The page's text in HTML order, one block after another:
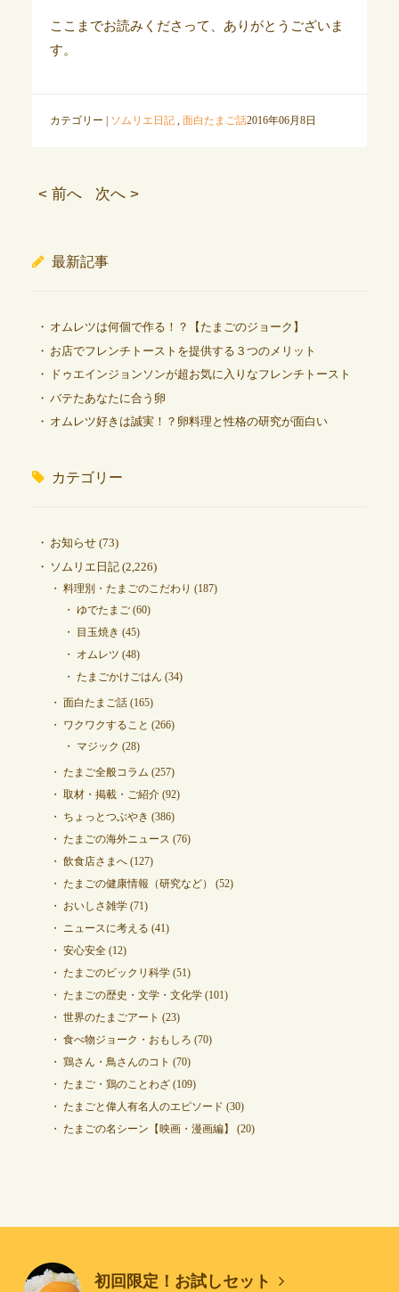
ここまでお読みくださって、ありがとうございま
す。
カテゴリー | ソムリエ日記, 面白たまご話2016年06月8日
< 前へ 次へ >
最新記事
オムレツは何個で作る！？【たまごのジョーク】
お店でフレンチトーストを提供する３つのメリット
ドゥエインジョンソンが超お気に入りなフレンチトースト
バテたあなたに合う卵
オムレツ好きは誠実！？卵料理と性格の研究が面白い
カテゴリー
お知らせ(73)
ソムリエ日記(2,226)
料理別・たまごのこだわり (187)
ゆでたまご(60)
目玉焼き (45)
オムレツ (48)
たまごかけごはん (34)
面白たまご話(165)
ワクワクすること (266)
マジック (28)
たまご全般コラム (257)
取材・掲載・ご紹介(92)
ちょっとつぶやき (386)
たまごの海外ニュース (76)
飲食店さまへ(127)
たまごの健康情報（研究など）
(52)
おいしさ雑学(71)
ニュースに考える (41)
安心安全(12)
たまごのビックリ科学(51)
たまごの歴史・文学・文化学(101)
世界のたまごアート (23)
食べ物ジョーク・おもしろ (70)
鶏さん・鳥さんのコト (70)
たまご・鶏のことわざ(109)
たまごと偉人有名人のエピソード (30)
たまごの名シーン【映画・漫画編】
(20)
初回限定！お試しセット